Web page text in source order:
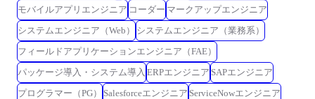
モバイルアプリエンジニア コーダー マークアップエンジニア
システムエンジニア（Web）
システムエンジニア（業務系）
フィールドアプリケーションエンジニア（FAE）
パッケージ導入・システム導入 ERPエンジニア SAPエンジニア
プログラマー（PG）
Salesforceエンジニア ServiceNowエンジニア